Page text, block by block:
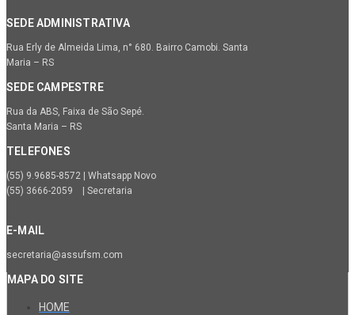
SEDE ADMINISTRATIVA
Rua Erly de Almeida Lima, n° 680. Bairro Camobi. Santa
Maria – RS
SEDE CAMPESTRE
Rua da ABS, Faixa de São Sepé.
Santa Maria – RS
TELEFONES
(55) 9.9685-8572 | Whatsapp Novo
(55) 3666-2059 | Secretaria
E-MAIL
secretaria@assufsm.com
MAPA DO SITE
HOME